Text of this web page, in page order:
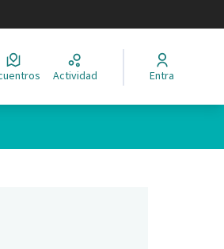
Actividad Entra